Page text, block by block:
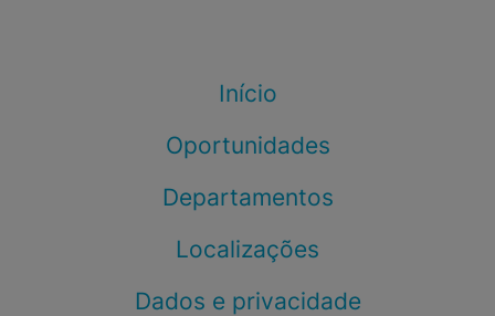
Início
Oportunidades
Departamentos
Localizações
Dados e privacidade